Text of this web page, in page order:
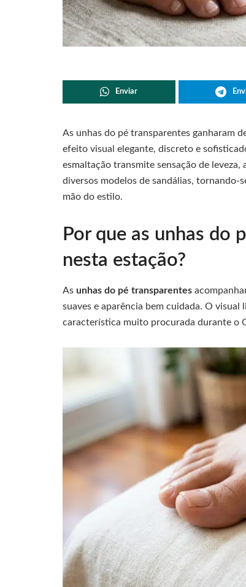
Enviar
As unhas do pé transparentes ganharam
efeito visual elegante, discreto e
esmaltação transmite sensação de
diversos modelos de sandálias, tornando-
mão do estilo.
Por que as unhas do
nesta estação?
As unhas do pé transparentes
suaves e aparência bem cuidada. O
característica muito procurada durante o